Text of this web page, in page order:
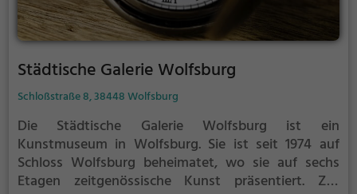
Städtische Galerie Wolfsburg
Schloßstraße 8, 38448 Wolfsburg
Die Städtische Galerie Wolfsburg ist ein
Kunstmuseum in Wolfsburg. Sie ist seit 1974 auf
Schloss Wolfsburg beheimatet, wo sie auf sechs
Etagen zeitgenössische Kunst präsentiert. Zur